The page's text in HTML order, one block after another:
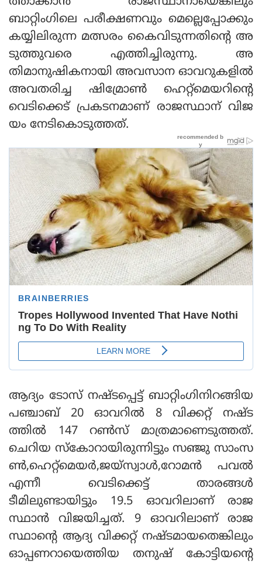
ബാറ്റിംഗിലെ പരീക്ഷണവും മെല്ലെപ്പോക്കും
കയ്യിലിരുന്ന മത്സരം കൈവിടുന്നതിന്റെ അ
ടുത്തുവരെ എത്തിച്ചിരുന്നു. അ
തിമാനുഷികനായി അവസാന ഓവറുകളില്‍
അവതരിച്ച ഷിമ്രോണ്‍ ഹെറ്റ്‌മെയറിന്റെ
വെടിക്കെട് പ്രകടനമാണ് രാജസ്ഥാന് വിജ
യം നേടികൊടുത്തത്.
ആദ്യം ടോസ് നഷ്ടപ്പെട്ട് ബാറ്റിംഗിനിറങ്ങിയ
പഞ്ചാബ് 20 ഓവറില്‍ 8 വിക്കറ്റ് നഷ്ട
ത്തില്‍ 147 റണ്‍സ് മാത്രമാണെടുത്തത്.
ചെറിയ സ്‌കോറായിരുന്നിട്ടും സഞ്ജു സാംസ
ണ്‍,ഹെറ്റ്‌മെയര്‍,ജയ്‌സ്വാള്‍,റോമന്‍ പവല്‍
എന്നീ വെടിക്കെട്ട് താരങ്ങള്‍
ടീമിലുണ്ടായിട്ടും 19.5 ഓവറിലാണ് രാജ
സ്ഥാന്‍ വിജയിച്ചത്. 9 ഓവറിലാണ് രാജ
സ്ഥാന്റെ ആദ്യ വിക്കറ്റ് നഷ്ടമായതെങ്കിലും
ഓപ്പണറായെത്തിയ തനുഷ് കോട്ടിയന്റെ